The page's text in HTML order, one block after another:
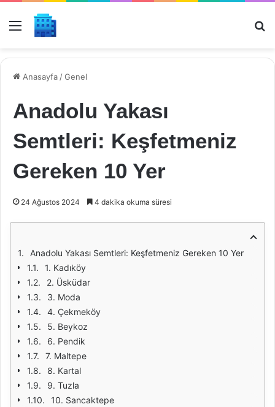
Menü
Anasayfa /Genel
Anadolu Yakası
Semtleri: Keşfetmeniz
Gereken 10 Yer
24 Ağustos 2024 4 dakika okuma süresi
Anadolu Yakası Semtleri: Keşfetmeniz Gereken 10 Yer
1. Kadıköy
2. Üsküdar
3. Moda
4. Çekmeköy
5. Beykoz
6. Pendik
7. Maltepe
8. Kartal
9. Tuzla
10. Sancaktepe